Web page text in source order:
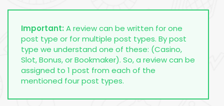
Important: A review can be written for one
post type or for multiple post types. By post
type we understand one of these: (Casino,
Slot, Bonus, or Bookmaker). So, a review can be
assigned to 1 post from each of the
mentioned four post types.